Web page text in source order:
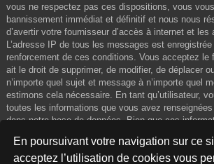
En poursuivant votre navigation sur ce
acceptez l’utilisation de cookies vous
vous ne respectez pas ces dispositions, vous
bannissement immédiat et définitif et nous nous
d’avertir votre fournisseur d’accès à internet et les
L’adresse IP de tous les messages est enregistrée
renforcement de ces conditions. Vous acceptez le
ait le droit de supprimer, de modifier, de déplacer
n’importe quel sujet et message à n’importe quel
estimons cela nécessaire. En tant qu’utilisateur,
toutes les informations que vous avez
dans notre base de données. Bien que ces
diffusées à une tierce partie sans votre
phpBB, ne pourront être tenus comme
de piratage informatique visant à compromettre